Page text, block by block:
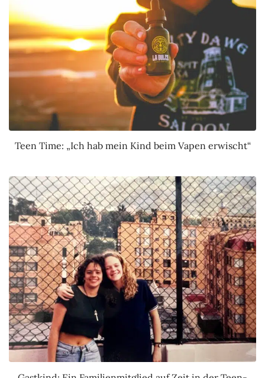
Teen Time: „Ich hab mein Kind beim Vapen erwischt“